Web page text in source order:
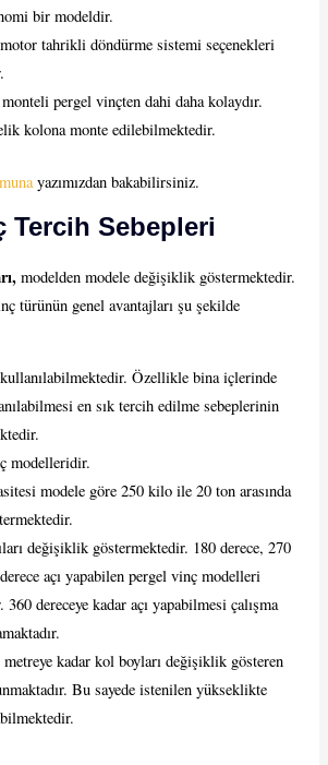
bir modeldir.
tahrikli döndürme sistemi seçenekleri
pergel vinçten dahi daha kolaydır.
kolona monte edilebilmektedir.
yazımızdan bakabilirsiniz.
Tercih Sebepleri
modelden modele değişiklik göstermektedir.
türünün genel avantajları şu şekilde
Özellikle bina içlerinde
en sık tercih edilme sebeplerinin
modelleridir.
modele göre 250 kilo ile 20 ton arasında
değişiklik göstermektedir. 180 derece, 270
açı yapabilen pergel vinç modelleri
360 dereceye kadar açı yapabilmesi çalışma
metreye kadar kol boyları değişiklik gösteren
Bu sayede istenilen yükseklikte